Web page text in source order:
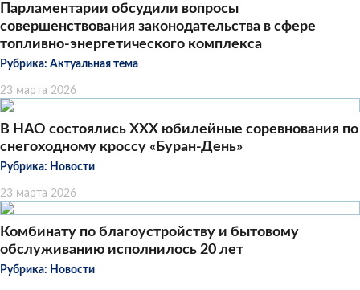
Парламентарии обсудили вопросы
совершенствования законодательства в сфере
топливно-энергетического комплекса
Рубрика: Актуальная тема
23 марта 2026
В НАО состоялись XXX юбилейные соревнования по
снегоходному кроссу «Буран-День»
Рубрика: Новости
23 марта 2026
Комбинату по благоустройству и бытовому
обслуживанию исполнилось 20 лет
Рубрика: Новости